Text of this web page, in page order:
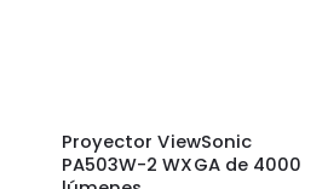
Proyector ViewSonic
PA503W-2 WXGA de 4000